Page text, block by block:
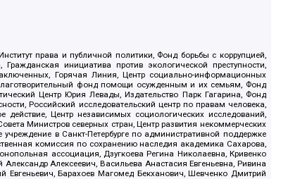
права и публичной политики, Фонд борьбы с коррупцией,
инициатива против экологической преступности,
Горячая Линия, Центр социально-информационных
фонд помощи осужденным и их семьям, Фонд
Центр Юрия Левады, Издательство Парк Гагарина, Фонд
Российский исследовательский центр по правам человека,
Центр независимых социологических исследований,
Министров северных стран, Центр развития некоммерческих
в Санкт-Петербурге по административной поддержке
комиссия по сохранению наследия академика Сахарова,
ассоциация, Дзугкоева Регина Николаевна, Кривенко
Алексеевич, Васильева Анастасия Евгеньевна, Ривина
Евгеньевич, Барахоев Магомед Бекханович, Шевченко Дмитрий